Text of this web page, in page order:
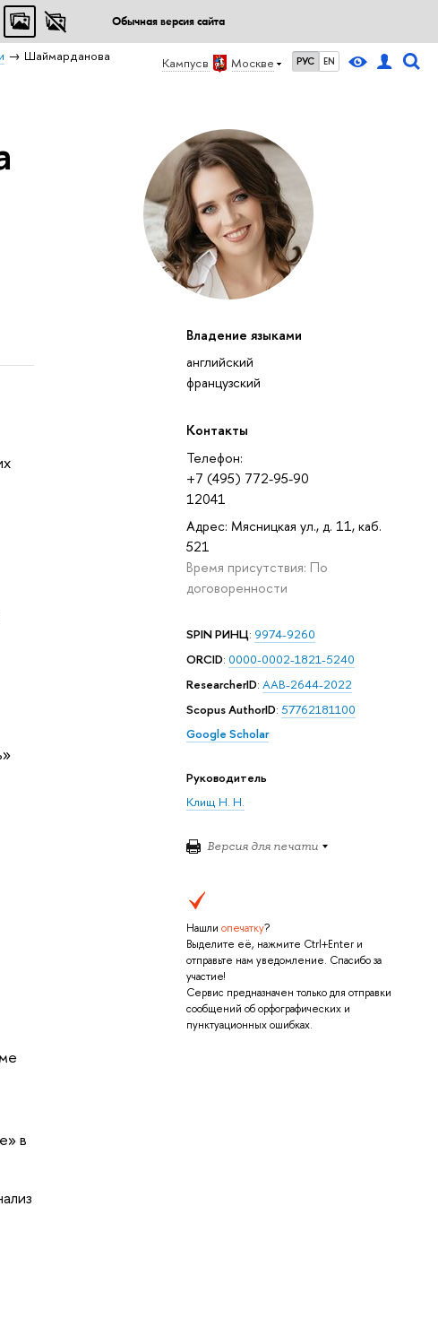
Обычная версия сайта
Кампус в Москве РУС EN
Шаймарданова
Владение языками
английский
французский
Контакты
Телефон:
+7 (495) 772-95-90
12041
Адрес: Мясницкая ул., д. 11, каб.
521
Время присутствия: По
договоренности
SPIN РИНЦ: 9974-9260
ORCID: 0000-0002-1821-5240
ResearcherID: AAB-2644-2022
Scopus AuthorID: 57762181100
Google Scholar
Руководитель
Клищ Н. Н.
Версия для печати
Нашли опечатку?
Выделите её, нажмите Ctrl+Enter и
отправьте нам уведомление. Спасибо за
участие!
Сервис предназначен только для отправки
сообщений об орфографических и
пунктуационных ошибках.
в